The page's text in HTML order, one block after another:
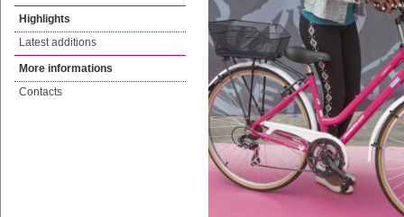
Highlights
Latest additions
More informations
Contacts